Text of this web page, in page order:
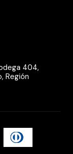
404,
Región